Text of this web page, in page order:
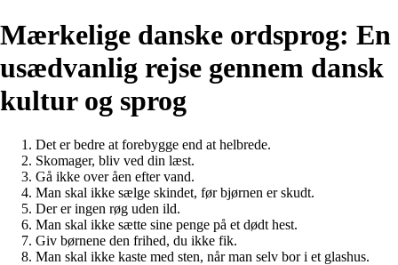
Mærkelige danske ordsprog: En
usædvanlig rejse gennem dansk
kultur og sprog
Det er bedre at forebygge end at helbrede.
Skomager, bliv ved din læst.
Gå ikke over åen efter vand.
Man skal ikke sælge skindet, før bjørnen er skudt.
Der er ingen røg uden ild.
Man skal ikke sætte sine penge på et dødt hest.
Giv børnene den frihed, du ikke fik.
Man skal ikke kaste med sten, når man selv bor i et glashus.